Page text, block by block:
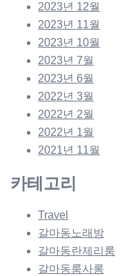
2023년 12월
2023년 11월
2023년 10월
2023년 7월
2023년 6월
2022년 3월
2022년 2월
2022년 1월
2021년 11월
카테고리
Travel
갈마동노래방
갈마동란제리룸
갈마동룸사롱